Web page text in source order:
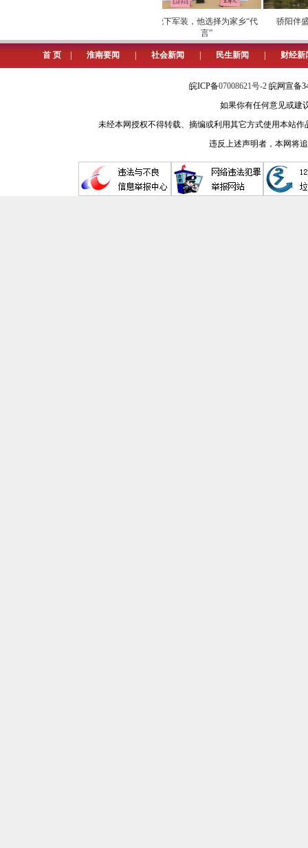
省第3位。我市科技固投金额为6．6
位，增幅15．35％。经费投入强度1
特派员深入基层开展服务8700余次，
下一步，市科学技术局将持续深
强党员政治素养培育，吸引更多优
全方位监督检查，形成长效机制，确
淮南产业转型升级与高质量发展实际
促共进，在新时代新征程上续写科技
(市科学技术局副局长、机关党委书记
脱下军装，他选择为家乡“代
言”
骄阳伴盛
首 页 淮南要闻 社会新闻 民生新闻 财经新
皖ICP备07008621号-2 皖网宣备
如果你有任何意见或建
未经本网授权不得转载、摘编或利用其它方式使用本站
违反上述声明者，本网将